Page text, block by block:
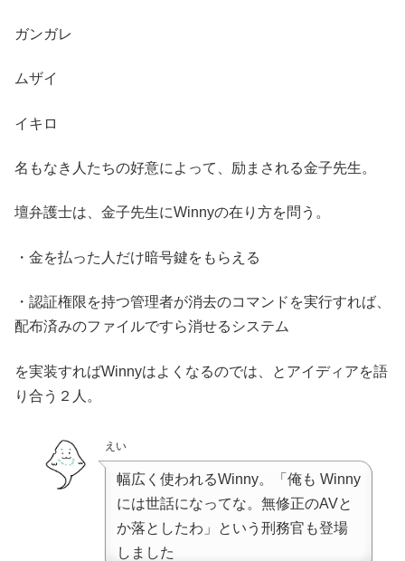
ガンガレ
ムザイ
イキロ
名もなき人たちの好意によって、励まされる金子先生。
壇弁護士は、金子先生にWinnyの在り方を問う。
・金を払った人だけ暗号鍵をもらえる
・認証権限を持つ管理者が消去のコマンドを実行すれば、
配布済みのファイルですら消せるシステム
を実装すればWinnyはよくなるのでは、とアイディアを語
り合う２人。
えい
幅広く使われるWinny。「俺も Winny
には世話になってな。無修正のAVと
か落としたわ」という刑務官も登場
しました